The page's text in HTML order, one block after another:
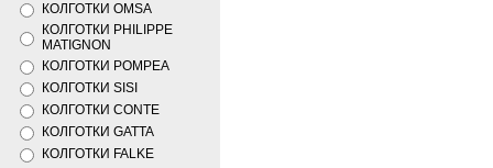
КОЛГОТКИ OMSA
КОЛГОТКИ PHILIPPE
MATIGNON
КОЛГОТКИ POMPEA
КОЛГОТКИ SISI
КОЛГОТКИ CONTE
КОЛГОТКИ GATTA
КОЛГОТКИ FALKE